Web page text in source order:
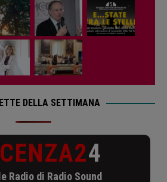
DELLA SETTIMANA
4
Radio di Radio Sound